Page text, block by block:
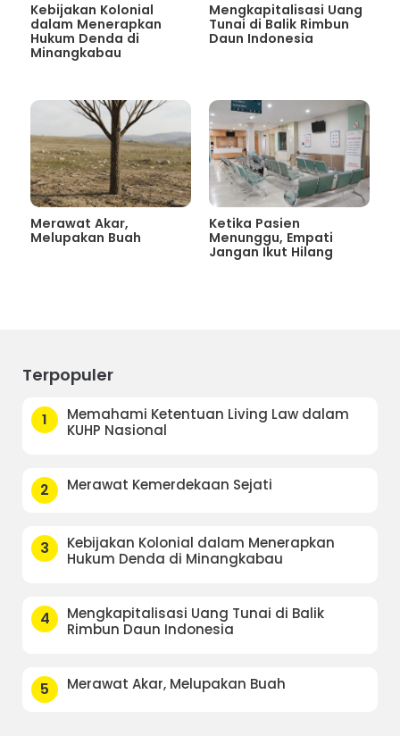
Kebijakan Kolonial
dalam Menerapkan
Hukum Denda di
Minangkabau
Mengkapitalisasi Uang
Tunai di Balik Rimbun
Daun Indonesia
Merawat Akar,
Melupakan Buah
Ketika Pasien
Menunggu, Empati
Jangan Ikut Hilang
Terpopuler
1
Memahami Ketentuan Living Law dalam
KUHP Nasional
2 Merawat Kemerdekaan Sejati
3
Kebijakan Kolonial dalam Menerapkan
Hukum Denda di Minangkabau
4
Mengkapitalisasi Uang Tunai di Balik
Rimbun Daun Indonesia
5 Merawat Akar, Melupakan Buah